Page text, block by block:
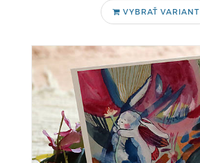
VYBRAŤ VARIANT